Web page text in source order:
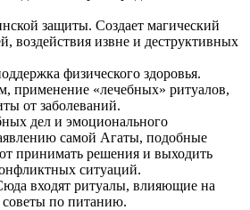
защиты. Создает магический
воздействия извне и деструктивных
физического здоровья.
применение «лечебных» ритуалов,
от заболеваний.
дел и эмоционального
самой Агаты, подобные
принимать решения и выходить
ситуаций.
входят ритуалы, влияющие на
по питанию.